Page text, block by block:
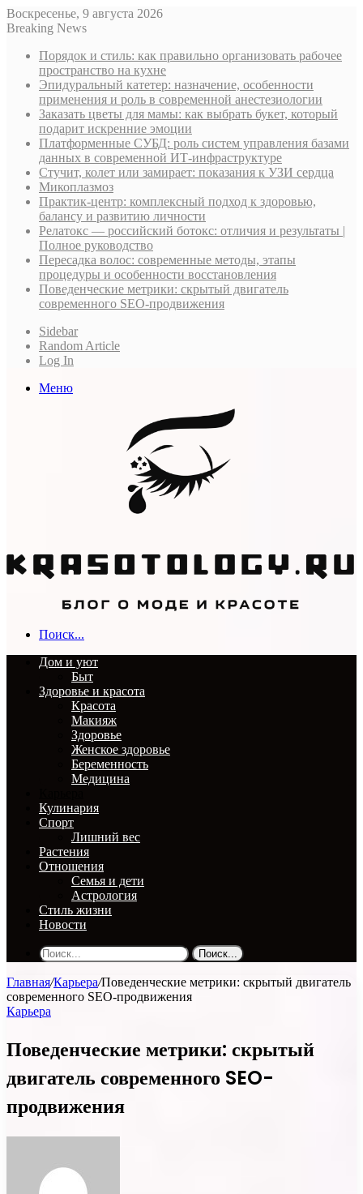
Воскресенье, 9 августа 2026
Breaking News
Порядок и стиль: как правильно организовать рабочее
пространство на кухне
Эпидуральный катетер: назначение, особенности
применения и роль в современной анестезиологии
Заказать цветы для мамы: как выбрать букет, который
подарит искренние эмоции
Платформенные СУБД: роль систем управления базами
данных в современной ИТ-инфраструктуре
Стучит, колет или замирает: показания к УЗИ сердца
Микоплазмоз
Практик-центр: комплексный подход к здоровью,
балансу и развитию личности
Релатокс — российский ботокс: отличия и результаты |
Полное руководство
Пересадка волос: современные методы, этапы
процедуры и особенности восстановления
Поведенческие метрики: скрытый двигатель
современного SEO-продвижения
Sidebar
Random Article
Log In
Меню
Поиск...
Дом и уют
Быт
Здоровье и красота
Красота
Макияж
Здоровье
Женское здоровье
Беременность
Медицина
Кулинария
Спорт
Лишний вес
Растения
Отношения
Семья и дети
Астрология
Стиль жизни
Новости
Поиск...
Главная/Карьера/Поведенческие метрики: скрытый двигатель
современного SEO-продвижения
Карьера
Поведенческие метрики: скрытый
двигатель современного SEO-
продвижения